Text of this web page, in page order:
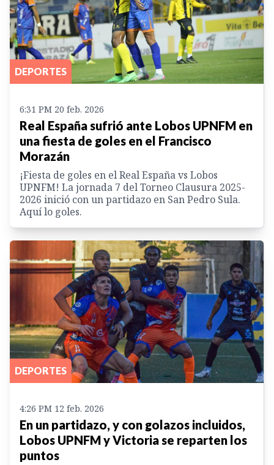
DEPORTES
6:31 PM 20 feb. 2026
Real España sufrió ante Lobos UPNFM en
una fiesta de goles en el Francisco
Morazán
¡Fiesta de goles en el Real España vs Lobos
UPNFM! La jornada 7 del Torneo Clausura 2025-
2026 inició con un partidazo en San Pedro Sula.
Aquí lo goles.
DEPORTES
4:26 PM 12 feb. 2026
En un partidazo, y con golazos incluidos,
Lobos UPNFM y Victoria se reparten los
puntos